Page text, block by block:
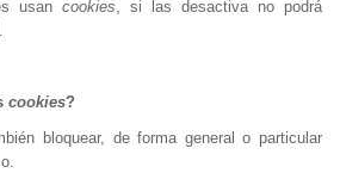
usan cookies, si las desactiva no podrá
cookies?
bloquear, de forma general o particular